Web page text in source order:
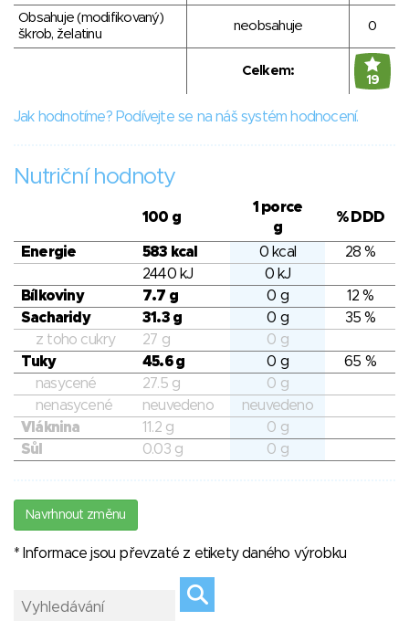
Obsahuje (modifikovaný)
škrob, želatinu
neobsahuje 0
Celkem:
19
Jak hodnotíme? Podívejte se na náš systém hodnocení.
Nutriční hodnoty
100 g
1 porce
g
% DDD
Energie 583 kcal 0 kcal
28 %
2440 kJ
0 kJ
Bílkoviny
7.7 g 0 g
12 %
Sacharidy
31.3 g 0 g
35 %
z toho cukry
27 g
0 g
Tuky
45.6 g 0 g
65 %
nasycené
27.5 g
0 g
nenasycené
neuvedeno
neuvedeno
Vláknina
11.2 g
0 g
Sůl
0.03 g 0 g
Navrhnout změnu
* Informace jsou převzaté z etikety daného výrobku